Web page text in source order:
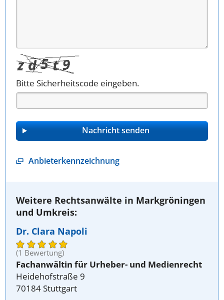
Bitte Sicherheitscode eingeben.
Anbieterkennzeichnung
Weitere Rechtsanwälte in Markgröningen
und Umkreis:
Dr. Clara Napoli
(1 Bewertung)
Fachanwältin für Urheber- und Medienrecht
Heidehofstraße 9
70184 Stuttgart